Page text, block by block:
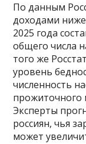
По данным
доходами
2025 года
общего числа
того же
уровень
численность
прожиточного
Эксперты
россиян, чья
может